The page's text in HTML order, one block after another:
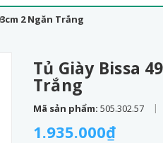
2 Ngăn Trắng
Tủ Giày Bissa
Trắng
Mã sản phẩm: 505.302.57 |
1.935.000₫